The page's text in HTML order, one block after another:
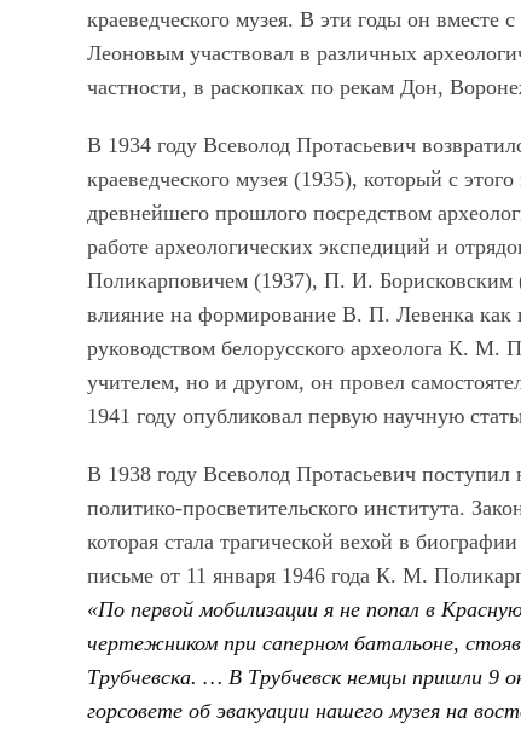
краеведческого музея. В эти годы он
Леоновым участвовал в различных
частности, в раскопках по рекам Дон,
В 1934 году Всеволод Протасьевич
краеведческого музея (1935), который с
древнейшего прошлого посредством
работе археологических экспедиций и
Поликарповичем (1937), П. И. Борисковским
влияние на формирование В. П. Левенка как
руководством белорусского археолога К. М.
учителем, но и другом, он провел
1941 году опубликовал первую научную
В 1938 году Всеволод Протасьевич поступил
политико-просветительского института.
которая стала трагической вехой в
письме от 11 января 1946 года К. М.
«По первой мобилизации я не попал в
чертежником при саперном батальоне,
Трубчевска. … В Трубчевск немцы пришли 9
горсовете об эвакуации нашего музея на